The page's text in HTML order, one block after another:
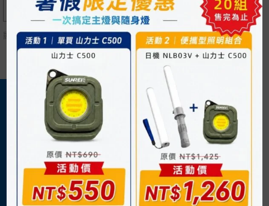
顯示單一結果
關於我們
日機官方網站
企業概況
最新消息
購物須知
購物流程
付款方式
運送方式
退換貨說明